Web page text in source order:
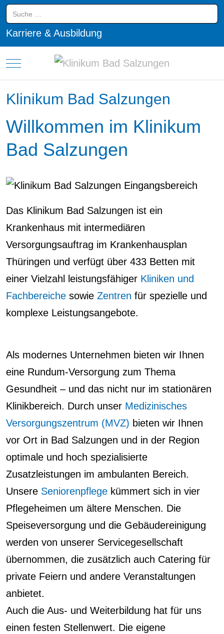
Suchen
Karriere & Ausbildung
Mobile Menu Toggle
Klinikum Bad Salzungen
Willkommen im Klinikum
Bad Salzungen
Das Klinikum Bad Salzungen ist ein
Krankenhaus mit intermediären
Versorgungsauftrag im Krankenhausplan
Thüringen und verfügt über 433 Betten mit
einer Vielzahl leistungsfähiger Kliniken und
Fachbereiche sowie Zentren für spezielle und
komplexe Leistungsangebote.
Als modernes Unternehmen bieten wir Ihnen
eine Rundum-Versorgung zum Thema
Gesundheit – und das nicht nur im stationären
Klinikbereich. Durch unser Medizinisches
Versorgungszentrum (MVZ) bieten wir Ihnen
vor Ort in Bad Salzungen und in der Region
optimale und hoch spezialisierte
Zusatzleistungen im ambulanten Bereich.
Unsere Seniorenpflege kümmert sich in vier
Pflegeheimen um ältere Menschen. Die
Speiseversorgung und die Gebäudereinigung
werden von unserer Servicegesellschaft
übernommen, die zusätzlich auch Catering für
private Feiern und andere Veranstaltungen
anbietet.
Auch die Aus- und Weiterbildung hat für uns
einen festen Stellenwert. Die eigene